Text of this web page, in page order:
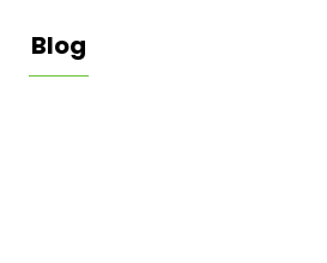
Blog